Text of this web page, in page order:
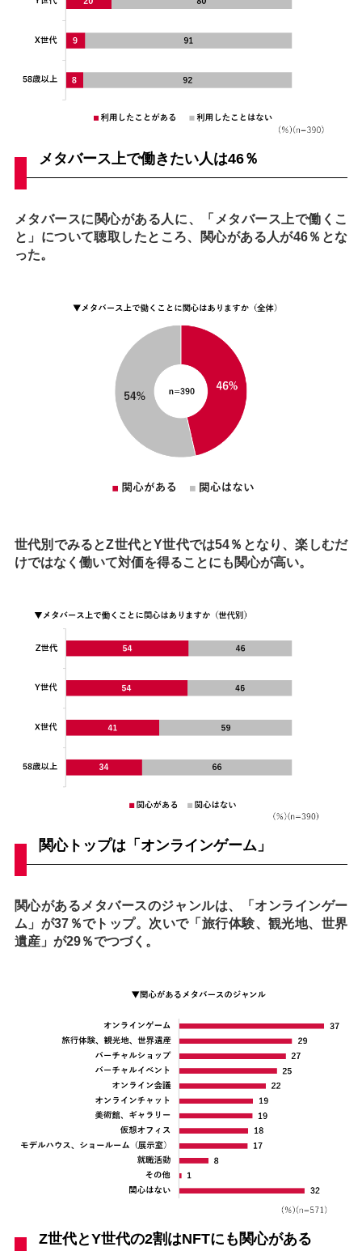
メタバース上で働きたい人は46％
メタバースに関心がある人に、「メタバース上で働くこ
と」について聴取したところ、関心がある人が46％とな
った。
世代別でみるとZ世代とY世代では54％となり、楽しむだ
けではなく働いて対価を得ることにも関心が高い。
関心トップは「オンラインゲーム」
関心があるメタバースのジャンルは、「オンラインゲー
ム」が37％でトップ。次いで「旅行体験、観光地、世界
遺産」が29％でつづく。
Z世代とY世代の2割はNFTにも関心がある